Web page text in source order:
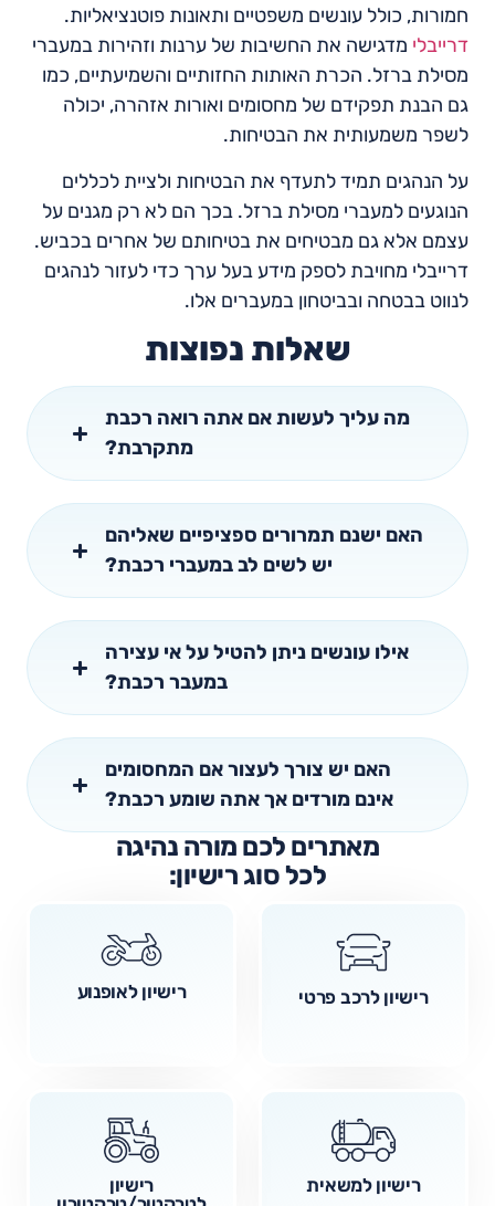
חמורות, כולל עונשים משפטיים ותאונות פוטנציאליות.
דרייבלי מדגישה את החשיבות של ערנות וזהירות במעברי
מסילת ברזל. הכרת האותות החזותיים והשמיעתיים, כמו
גם הבנת תפקידם של מחסומים ואורות אזהרה, יכולה
לשפר משמעותית את הבטיחות.
על הנהגים תמיד לתעדף את הבטיחות ולציית לכללים
הנוגעים למעברי מסילת ברזל. בכך הם לא רק מגנים על
עצמם אלא גם מבטיחים את בטיחותם של אחרים בכביש.
דרייבלי מחויבת לספק מידע בעל ערך כדי לעזור לנהגים
לנווט בבטחה ובביטחון במעברים אלו.
שאלות נפוצות
מה עליך לעשות אם אתה רואה רכבת
מתקרבת?
האם ישנם תמרורים ספציפיים שאליהם
יש לשים לב במעברי רכבת?
אילו עונשים ניתן להטיל על אי עצירה
במעבר רכבת?
האם יש צורך לעצור אם המחסומים
אינם מורדים אך אתה שומע רכבת?
מאתרים לכם מורה נהיגה
לכל סוג רישיון:
רישיון לרכב פרטי רישיון לאופנוע
רישיון למשאית
רישיון